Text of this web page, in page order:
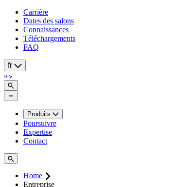
Carrière
Dates des salons
Connaissances
Téléchargements
FAQ
fr
Produits
Poursuivre
Expertise
Contact
Home
Entreprise